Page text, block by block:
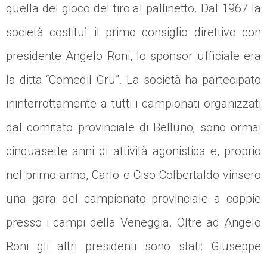
quella del gioco del tiro al pallinetto. Dal 1967 la
società costituì il primo consiglio direttivo con
presidente Angelo Roni, lo sponsor ufficiale era
la ditta “Comedil Gru”. La società ha partecipato
ininterrottamente a tutti i campionati organizzati
dal comitato provinciale di Belluno; sono ormai
cinquasette anni di attività agonistica e, proprio
nel primo anno, Carlo e Ciso Colbertaldo vinsero
una gara del campionato provinciale a coppie
presso i campi della Veneggia. Oltre ad Angelo
Roni gli altri presidenti sono stati: Giuseppe